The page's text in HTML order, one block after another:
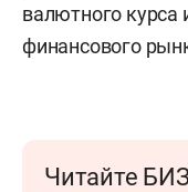
валютного курса
финансового
Читайте